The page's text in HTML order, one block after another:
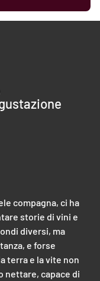
compagna, ci ha
storie di vini e
diversi, ma
e forse
terra e la vite non
nettare, capace di